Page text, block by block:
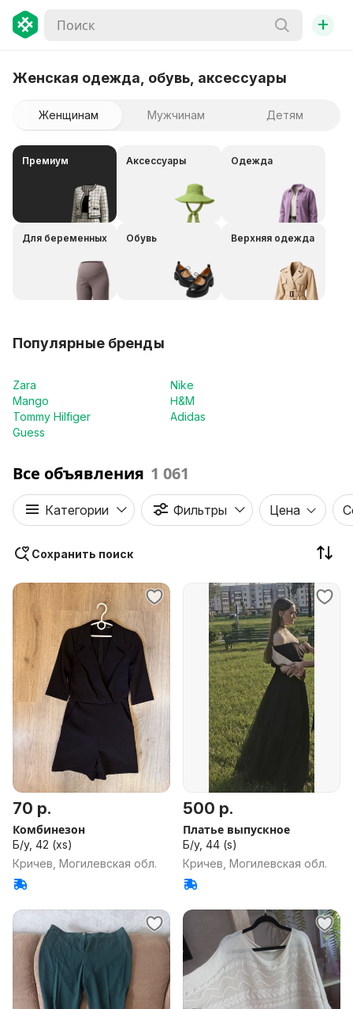
+
Женская одежда, обувь, аксессуары
Женщинам Мужчинам Детям
Премиум Аксессуары Одежда
Для беременных Обувь Верхняя одежда
Популярные бренды
Zara
Nike
Mango
H&M
Tommy Hilfiger
Adidas
Guess
Все объявления 1 061
Категории Фильтры Цена
Сохранить поиск
70 р.
Комбинезон
Б/у, 42 (xs)
Кричев, Могилевская обл.
500 р.
Платье выпускное
Б/у, 44 (s)
Кричев, Могилевская обл.